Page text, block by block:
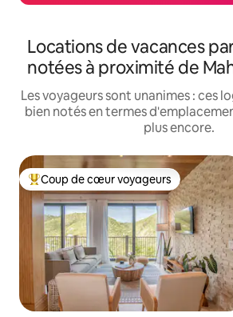
Locations de vacances
notées à proximité de
Les voyageurs sont unanimes : ces
bien notés en termes
plus encore.
Coups de cœur voyageurs les plus
Coup de cœur voyageurs